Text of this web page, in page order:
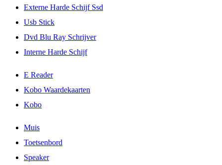
Externe Harde Schijf Ssd
Usb Stick
Dvd Blu Ray Schrijver
Interne Harde Schijf
E Reader
Kobo Waardekaarten
Kobo
Muis
Toetsenbord
Speaker